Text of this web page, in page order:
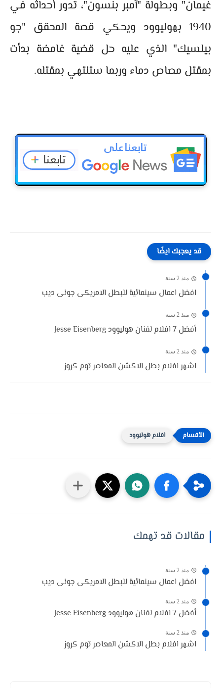
غيمان" وبطولة "آمبر بنسون"، تدور أحداثه في
1940 بهوليوود ويحكي قصة المحقق "جو
بيلسيك" الذي عليه حل قضية غامضة بدأت
بمقتل مصاص دماء وربما ستنتهي بمقتله.
قد يعجبك ايضًا
منذ 2 سنة
افضل اعمال سينمائية للبطل الامريكى جونى ديب
منذ 2 سنة
أفضل 7 افلام لفنان هوليوود Jesse Eisenberg
منذ 2 سنة
اشهر افلام بطل الاكشن المعاصر توم كروز
افلام هوليوود
مقالات قد تهمك
منذ 2 سنة
افضل اعمال سينمائية للبطل الامريكى جونى ديب
منذ 2 سنة
أفضل 7 افلام لفنان هوليوود Jesse Eisenberg
منذ 2 سنة
اشهر افلام بطل الاكشن المعاصر توم كروز